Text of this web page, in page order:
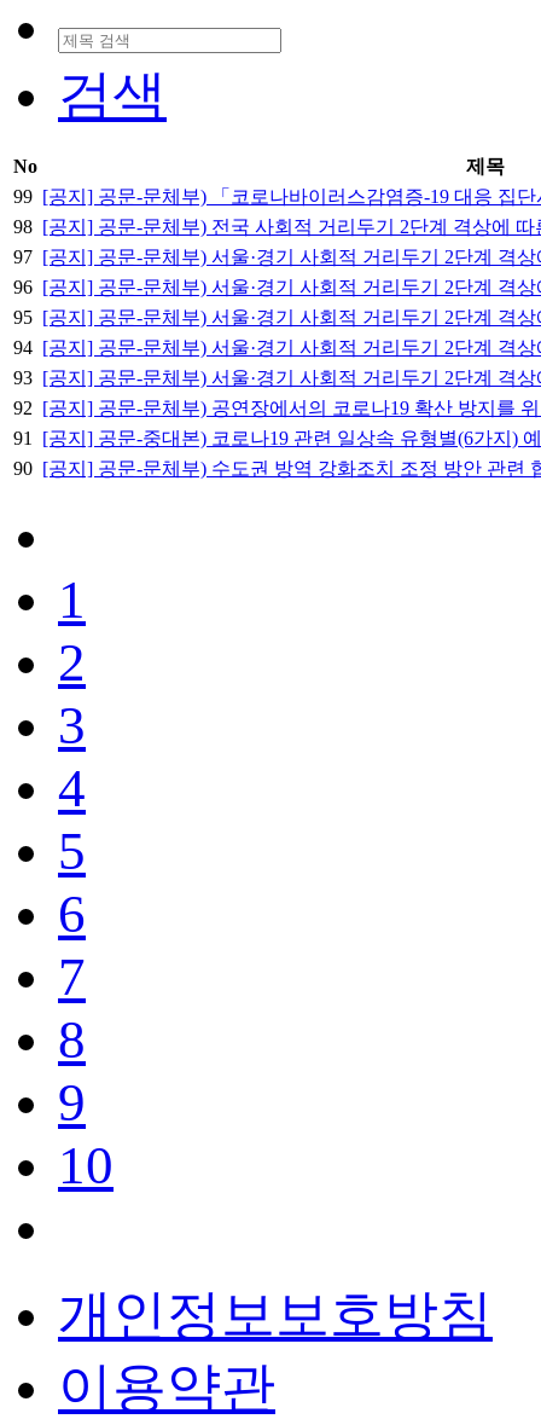
검색
No
제목
99 [공지] 공문-문체부) 「코로나바이러스감염증-19 대응 집
98 [공지] 공문-문체부) 전국 사회적 거리두기 2단계 격상에
97 [공지] 공문-문체부) 서울·경기 사회적 거리두기 2단계 격
96 [공지] 공문-문체부) 서울·경기 사회적 거리두기 2단계 격
95 [공지] 공문-문체부) 서울·경기 사회적 거리두기 2단계 격
94 [공지] 공문-문체부) 서울·경기 사회적 거리두기 2단계 격
93 [공지] 공문-문체부) 서울·경기 사회적 거리두기 2단계 격
92 [공지] 공문-문체부) 공연장에서의 코로나19 확산 방지를
91
[공지] 공문-중대본) 코로나19 관련 일상속 유형별(6가지)
90 [공지] 공문-문체부) 수도권 방역 강화조치 조정 방안 관련
1
2
3
4
5
6
7
8
9
10
개인정보보호방침
이용약관